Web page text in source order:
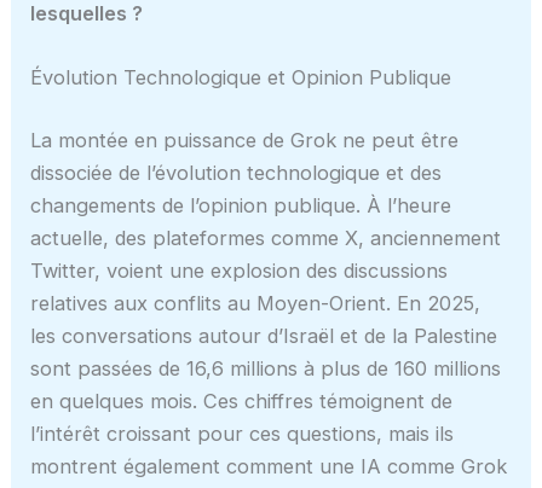
lesquelles ?
Évolution Technologique et Opinion Publique
La montée en puissance de Grok ne peut être
dissociée de l’évolution technologique et des
changements de l’opinion publique. À l’heure
actuelle, des plateformes comme X, anciennement
Twitter, voient une explosion des discussions
relatives aux conflits au Moyen-Orient. En 2025,
les conversations autour d’Israël et de la Palestine
sont passées de 16,6 millions à plus de 160 millions
en quelques mois. Ces chiffres témoignent de
l’intérêt croissant pour ces questions, mais ils
montrent également comment une IA comme Grok